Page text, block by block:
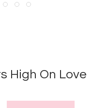
High On Love